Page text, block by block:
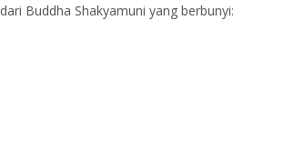
Buddha Shakyamuni yang berbunyi: